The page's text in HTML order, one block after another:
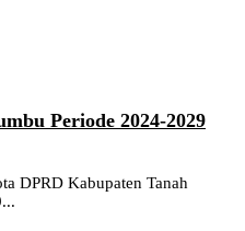
Periode 2024-2029
DPRD Kabupaten Tanah